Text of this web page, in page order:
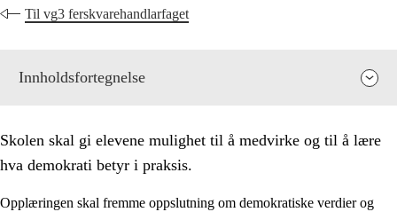
Til vg3 ferskvarehandlarfaget
Innholdsfortegnelse
Skolen skal gi elevene mulighet til å medvirke og til å lære
hva demokrati betyr i praksis.
Opplæringen skal fremme oppslutning om demokratiske verdier og